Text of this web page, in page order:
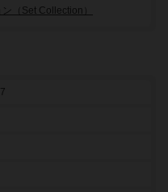
ン（Set Collection）